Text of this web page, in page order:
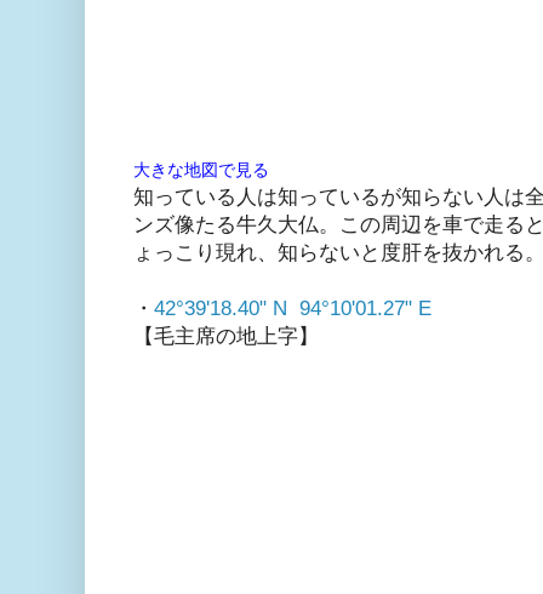
大きな地図で見る
知っている人は知っているが知らない人は
ンズ像たる牛久大仏。この周辺を車で走る
ょっこり現れ、知らないと度肝を抜かれる
・ 42°39'18.40" N 94°10'01.27" E
【毛主席の地上字】